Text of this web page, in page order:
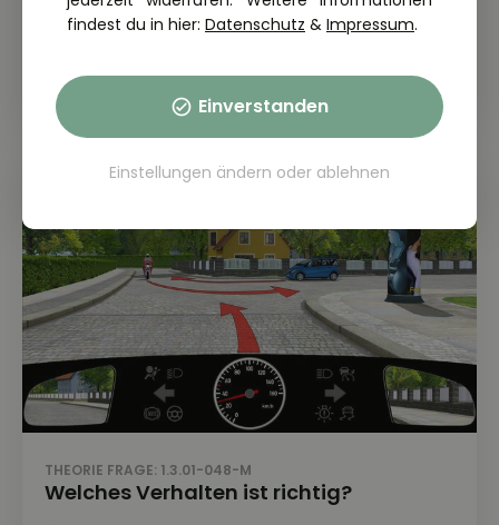
THEORIE FRAGE: 1.3.01-048-M
Welches Verhalten ist richtig?
findest du in hier: Datenschutz & Impressum.
Einverstanden
Einstellungen ändern oder ablehnen